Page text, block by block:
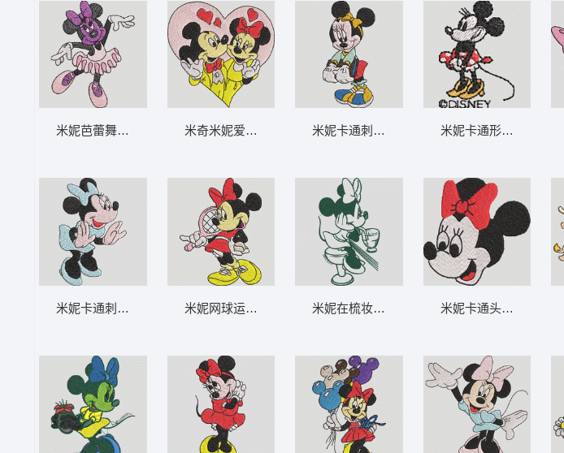
米妮芭蕾舞者形象 米妮 44-DST格式
米妮卡通刺绣形象 米妮 43-DST格式
米奇米妮爱心情侣图案 米奇和米妮之心-DST
米妮网球运动员形象 米妮 40-DST格式
米妮卡通刺绣形象 米妮 36-DST格式
米妮在梳妆台前整理头发 米妮 35-DST格式
米妮卡通形象刺绣图案
米妮卡通头像刺绣图案